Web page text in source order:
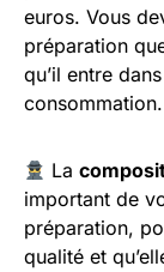
euros. Vous
préparation
qu’il entre
consommation.
La
important de
préparation,
qualité et